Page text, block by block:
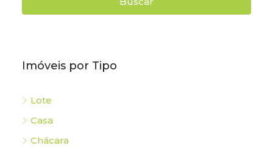
Imóveis por Tipo
Lote
Casa
Chácara